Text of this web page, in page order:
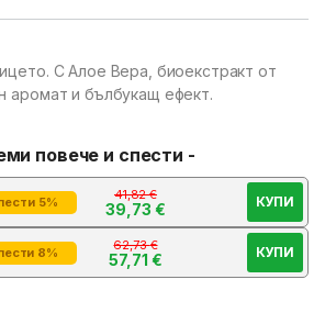
С Алое Вера, биоекстракт от
аромат и бълбукащ ефект.
повече и спести -
5% 41,82€
39,73 € КУПИ
8% 62,73€
57,71 € КУПИ